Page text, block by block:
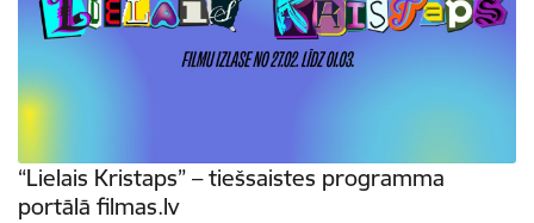
“Lielais Kristaps” – tiešsaistes programma
portālā filmas.lv